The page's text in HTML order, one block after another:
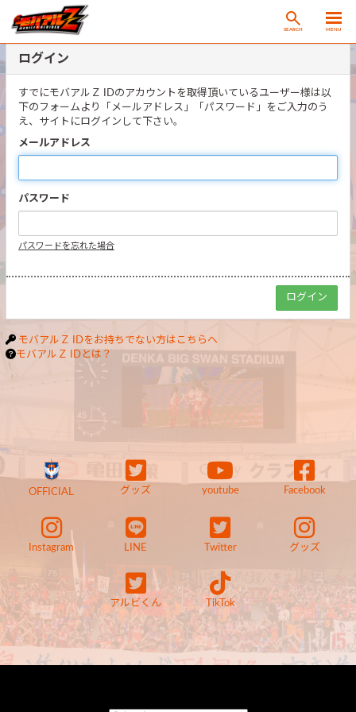
SEARCH MENU
ログイン
すでにモバアルＺ IDのアカウントを取得頂いているユーザー様は以
下のフォームより「メールアドレス」「パスワード」をご入力のう
え、サイトにログインして下さい。
メールアドレス
パスワード
パスワードを忘れた場合
モバアルＺ IDをお持ちでない方はこちらへ
モバアルＺ IDとは？
OFFICIAL グッズ youtube Facebook
Instagram LINE Twitter グッズ
アルビくん TikTok